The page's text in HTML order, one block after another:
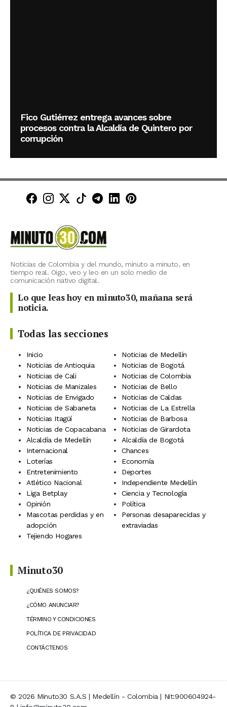
Fico Gutiérrez entrega avances sobre
procesos contra la Alcaldía de Quintero por
corrupción
Minuto30 en Facebook
Minuto30 en Instagram
Minuto30 en X (Twitter)
Minuto30 en TikTok
Canal de Minuto30 en
Minuto30 en LinkedIn
Minuto30 en
Noticias de Colombia y del mundo, minuto a minuto, en
tiempo real. Oigo, veo y leo en un solo medio de
comunicación nativo digital.
Lo que leas hoy en minuto30, mañana será
noticia.
Todas las secciones
Inicio
Noticias de Medellín
Noticias de Antioquia
Noticias de Bogotá
Noticias de Cali
Noticias de Colombia
Noticias de Manizales
Noticias de Bello
Noticias de Envigado
Noticias de Caldas
Noticias de Sabaneta
Noticias de La Estrella
Noticias Itagüí
Noticias de Barbosa
Noticias de Copacabana
Noticias de Girardota
Alcaldía de Medellín
Alcaldía de Bogotá
Internacional
Chances
Loterías
Economía
Entretenimiento
Deportes
Atlético Nacional
Independiente Medellín
Liga Betplay
Ciencia y Tecnología
Opinión
Política
Mascotas perdidas y en
adopción
Personas desaparecidas y
extraviadas
Tejiendo Hogares
Minuto30
¿QUIÉNES SOMOS?
¿CÓMO ANUNCIAR?
TÉRMINO Y CONDICIONES
POLÍTICA DE PRIVACIDAD
CONTÁCTENOS
© 2026 Minuto30 S.A.S | Medellín - Colombia | Nit:900604924-